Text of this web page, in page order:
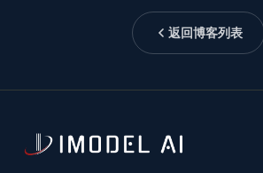
返回博客列表